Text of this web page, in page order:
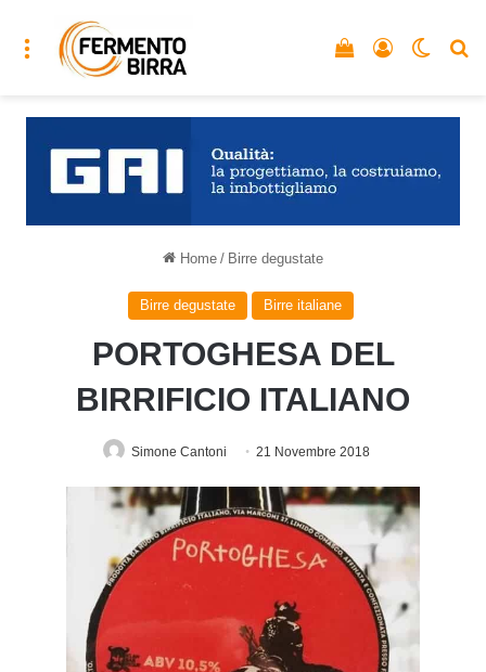
Menu Accedi
Vedi il carrello
Home / Birre degustate
Birre degustate Birre italiane
PORTOGHESA DEL
BIRRIFICIO ITALIANO
Simone Cantoni 21 Novembre 2018